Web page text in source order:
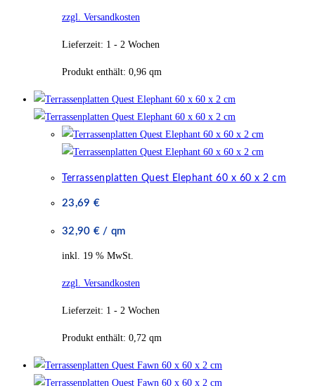
zzgl. Versandkosten
Lieferzeit: 1 - 2 Wochen
Produkt enthält: 0,96 qm
Terrassenplatten Quest Elephant 60 x 60 x 2 cm
23,69 €
32,90 € /qm
inkl. 19 % MwSt.
zzgl. Versandkosten
Lieferzeit: 1 - 2 Wochen
Produkt enthält: 0,72 qm